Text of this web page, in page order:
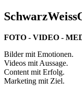
FOTO - VIDEO -
Bilder mit Emotionen.
Videos mit Aussage.
Content mit Erfolg.
Marketing mit Ziel.